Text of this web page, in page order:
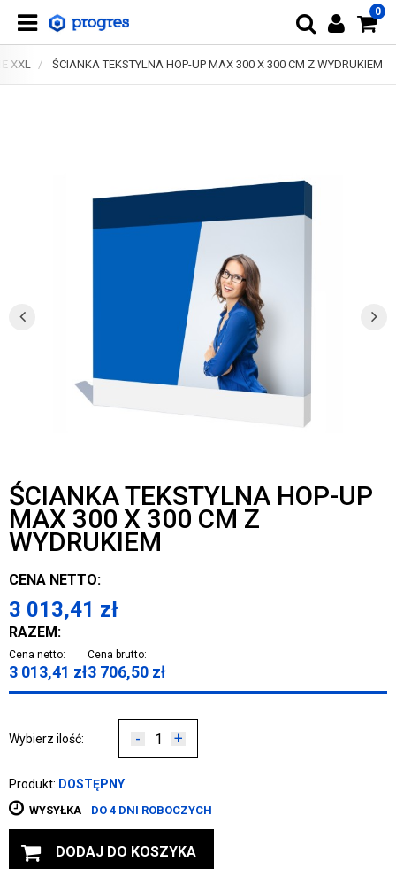
0
XXL ŚCIANKA TEKSTYLNA HOP-UP MAX 300 X 300 CM Z WYDRUKIEM
ŚCIANKA TEKSTYLNA HOP-UP
MAX 300 X 300 CM Z
WYDRUKIEM
CENA NETTO:
3 013,41 zł
RAZEM:
Cena netto:
3 013,41 zł
Cena brutto:
3 706,50 zł
Wybierz ilość: - +
Produkt: DOSTĘPNY
WYSYŁKA DO 4 DNI ROBOCZYCH
DODAJ DO KOSZYKA